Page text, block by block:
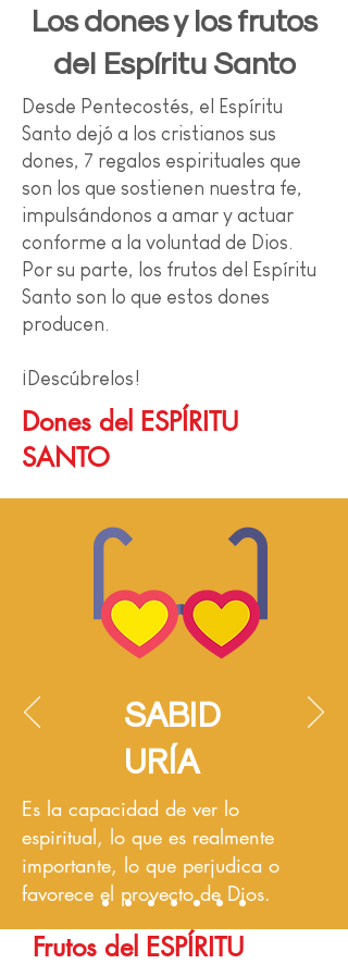
Los dones y los frutos
del Espíritu Santo
Desde Pentecostés, el Espíritu
Santo dejó a los cristianos sus
dones, 7 regalos espirituales que
son los que sostienen nuestra fe,
impulsándonos a amar y actuar
conforme a la voluntad de Dios.
Por su parte, los frutos del Espíritu
Santo son lo que estos dones
producen.
¡Descúbrelos!
Dones del ESPÍRITU
SANTO
SABID
URÍA
Es la capacidad de ver lo
espiritual, lo que es realmente
importante, lo que perjudica o
favorece el proyecto de Dios.
Frutos del ESPÍRITU